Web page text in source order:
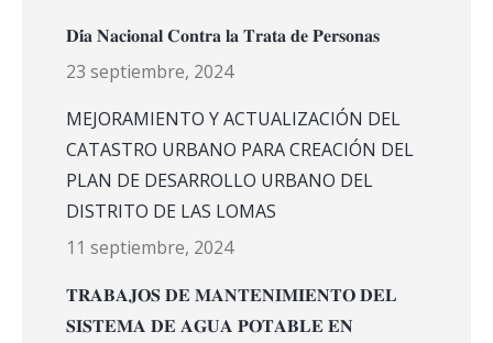
𝐃𝐢́𝐚 𝐍𝐚𝐜𝐢𝐨𝐧𝐚𝐥 𝐂𝐨𝐧𝐭𝐫𝐚 𝐥𝐚 𝐓𝐫𝐚𝐭𝐚 𝐝𝐞 𝐏𝐞𝐫𝐬𝐨𝐧𝐚𝐬
23 septiembre, 2024
MEJORAMIENTO Y ACTUALIZACIÓN DEL
CATASTRO URBANO PARA CREACIÓN DEL
PLAN DE DESARROLLO URBANO DEL
DISTRITO DE LAS LOMAS
11 septiembre, 2024
𝐓𝐑𝐀𝐁𝐀𝐉𝐎𝐒 𝐃𝐄 𝐌𝐀𝐍𝐓𝐄𝐍𝐈𝐌𝐈𝐄𝐍𝐓𝐎 𝐃𝐄𝐋
𝐒𝐈𝐒𝐓𝐄𝐌𝐀 𝐃𝐄 𝐀𝐆𝐔𝐀 𝐏𝐎𝐓𝐀𝐁𝐋𝐄 𝐄𝐍